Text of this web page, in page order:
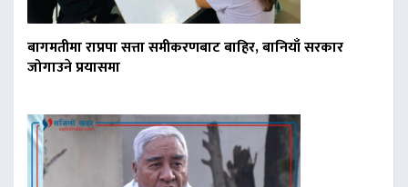
बागमतीमा राप्रपा सत्ता समीकरणबाट बाहिर, बानियाँ सरकार
जोगाउने प्रयासमा